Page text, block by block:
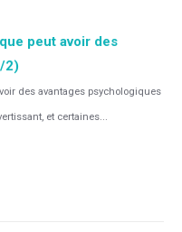
peut avoir des
2)
des avantages psychologiques
et certaines...